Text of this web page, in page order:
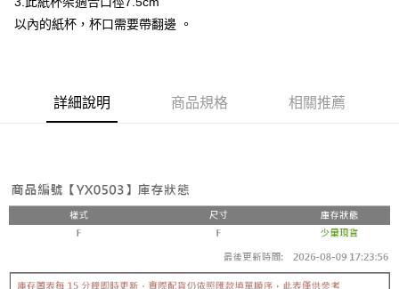
以內的紙杯，杯口需要帶翻邊 。
詳細說明 商品規格 相關推薦